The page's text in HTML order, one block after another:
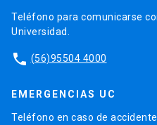
Teléfono para comunicarse
Universidad.
phone (56)95504 4000
EMERGENCIAS UC
Teléfono en caso de